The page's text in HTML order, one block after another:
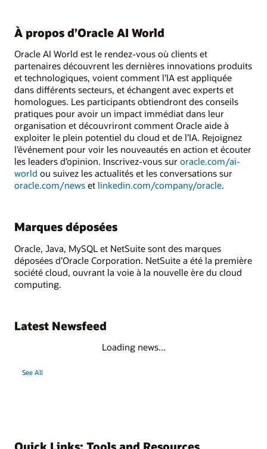
À propos d’Oracle AI World
Oracle AI World est le rendez-vous où clients et
partenaires découvrent les dernières innovations produits
et technologiques, voient comment l’IA est appliquée
dans différents secteurs, et échangent avec experts et
homologues. Les participants obtiendront des conseils
pratiques pour avoir un impact immédiat dans leur
organisation et découvriront comment Oracle aide à
exploiter le plein potentiel du cloud et de l’IA. Rejoignez
l’événement pour voir les nouveautés en action et écouter
les leaders d’opinion. Inscrivez-vous sur oracle.com/ai-
world ou suivez les actualités et les conversations sur
oracle.com/news et linkedin.com/company/oracle.
Marques déposées
Oracle, Java, MySQL et NetSuite sont des marques
déposées d’Oracle Corporation. NetSuite a été la première
société cloud, ouvrant la voie à la nouvelle ère du cloud
computing.
Latest Newsfeed
Loading news...
See All